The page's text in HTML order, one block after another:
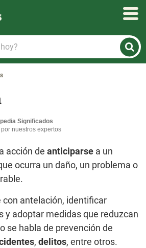
Significados
nuestros expertos
acción de anticiparse a un
ocurra un daño, un problema o
con antelación, identificar
y adoptar medidas que reduzcan
se habla de prevención de
, delitos, entre otros.